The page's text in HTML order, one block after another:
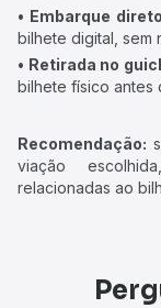
• Embarque
bilhete digital, sem
• Retirada no
bilhete físico antes
Recomendação:
viação
relacionadas ao